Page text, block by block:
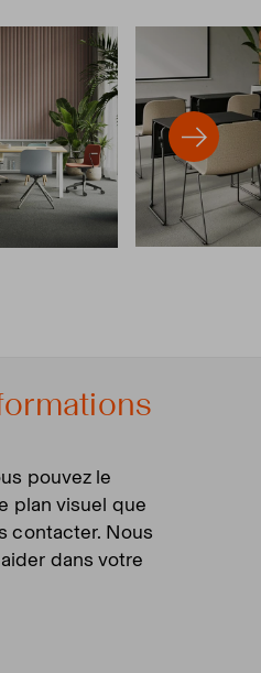
pouvez le
plan visuel que
contacter. Nous
dans votre